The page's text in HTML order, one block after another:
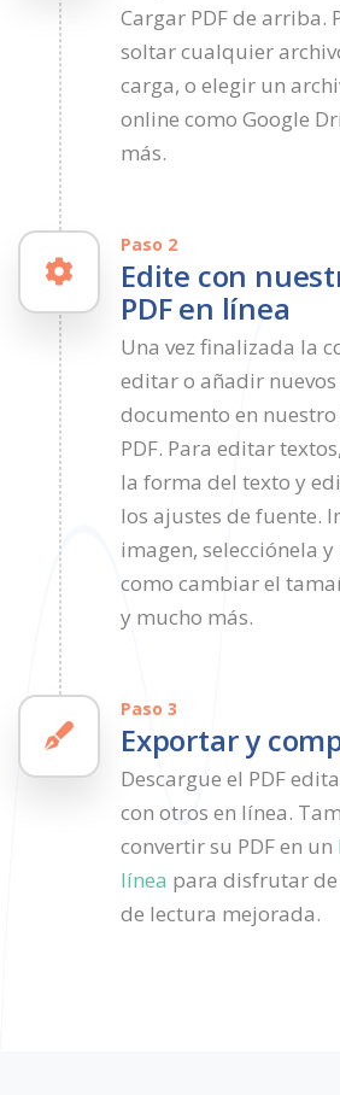
Cargar PDF de arriba.
soltar cualquier
carga, o elegir un
online como Google
más.
Paso 2
Edite con
PDF en línea
Una vez finalizada la
editar o añadir nuevos
documento en
PDF. Para editar
la forma del texto y
los ajustes de fuente.
imagen, selecciónela
como cambiar el
y mucho más.
Paso 3
Exportar y
Descargue el PDF
con otros en línea.
convertir su PDF en un
línea para disfrutar
de lectura mejorada.